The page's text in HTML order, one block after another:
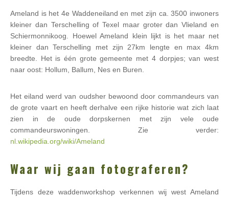
Ameland is het 4e Waddeneiland en met zijn ca. 3500 inwoners
kleiner dan Terschelling of Texel maar groter dan Vlieland en
Schiermonnikoog. Hoewel Ameland klein lijkt is het maar net
kleiner dan Terschelling met zijn 27km lengte en max 4km
breedte. Het is één grote gemeente met 4 dorpjes; van west
naar oost: Hollum, Ballum, Nes en Buren.
Het eiland werd van oudsher bewoond door commandeurs van
de grote vaart en heeft derhalve een rijke historie wat zich laat
zien in de oude dorpskernen met zijn vele oude
commandeurswoningen. Zie verder:
nl.wikipedia.org/wiki/Ameland
Waar wij gaan fotograferen?
Tijdens deze waddenworkshop verkennen wij west Ameland